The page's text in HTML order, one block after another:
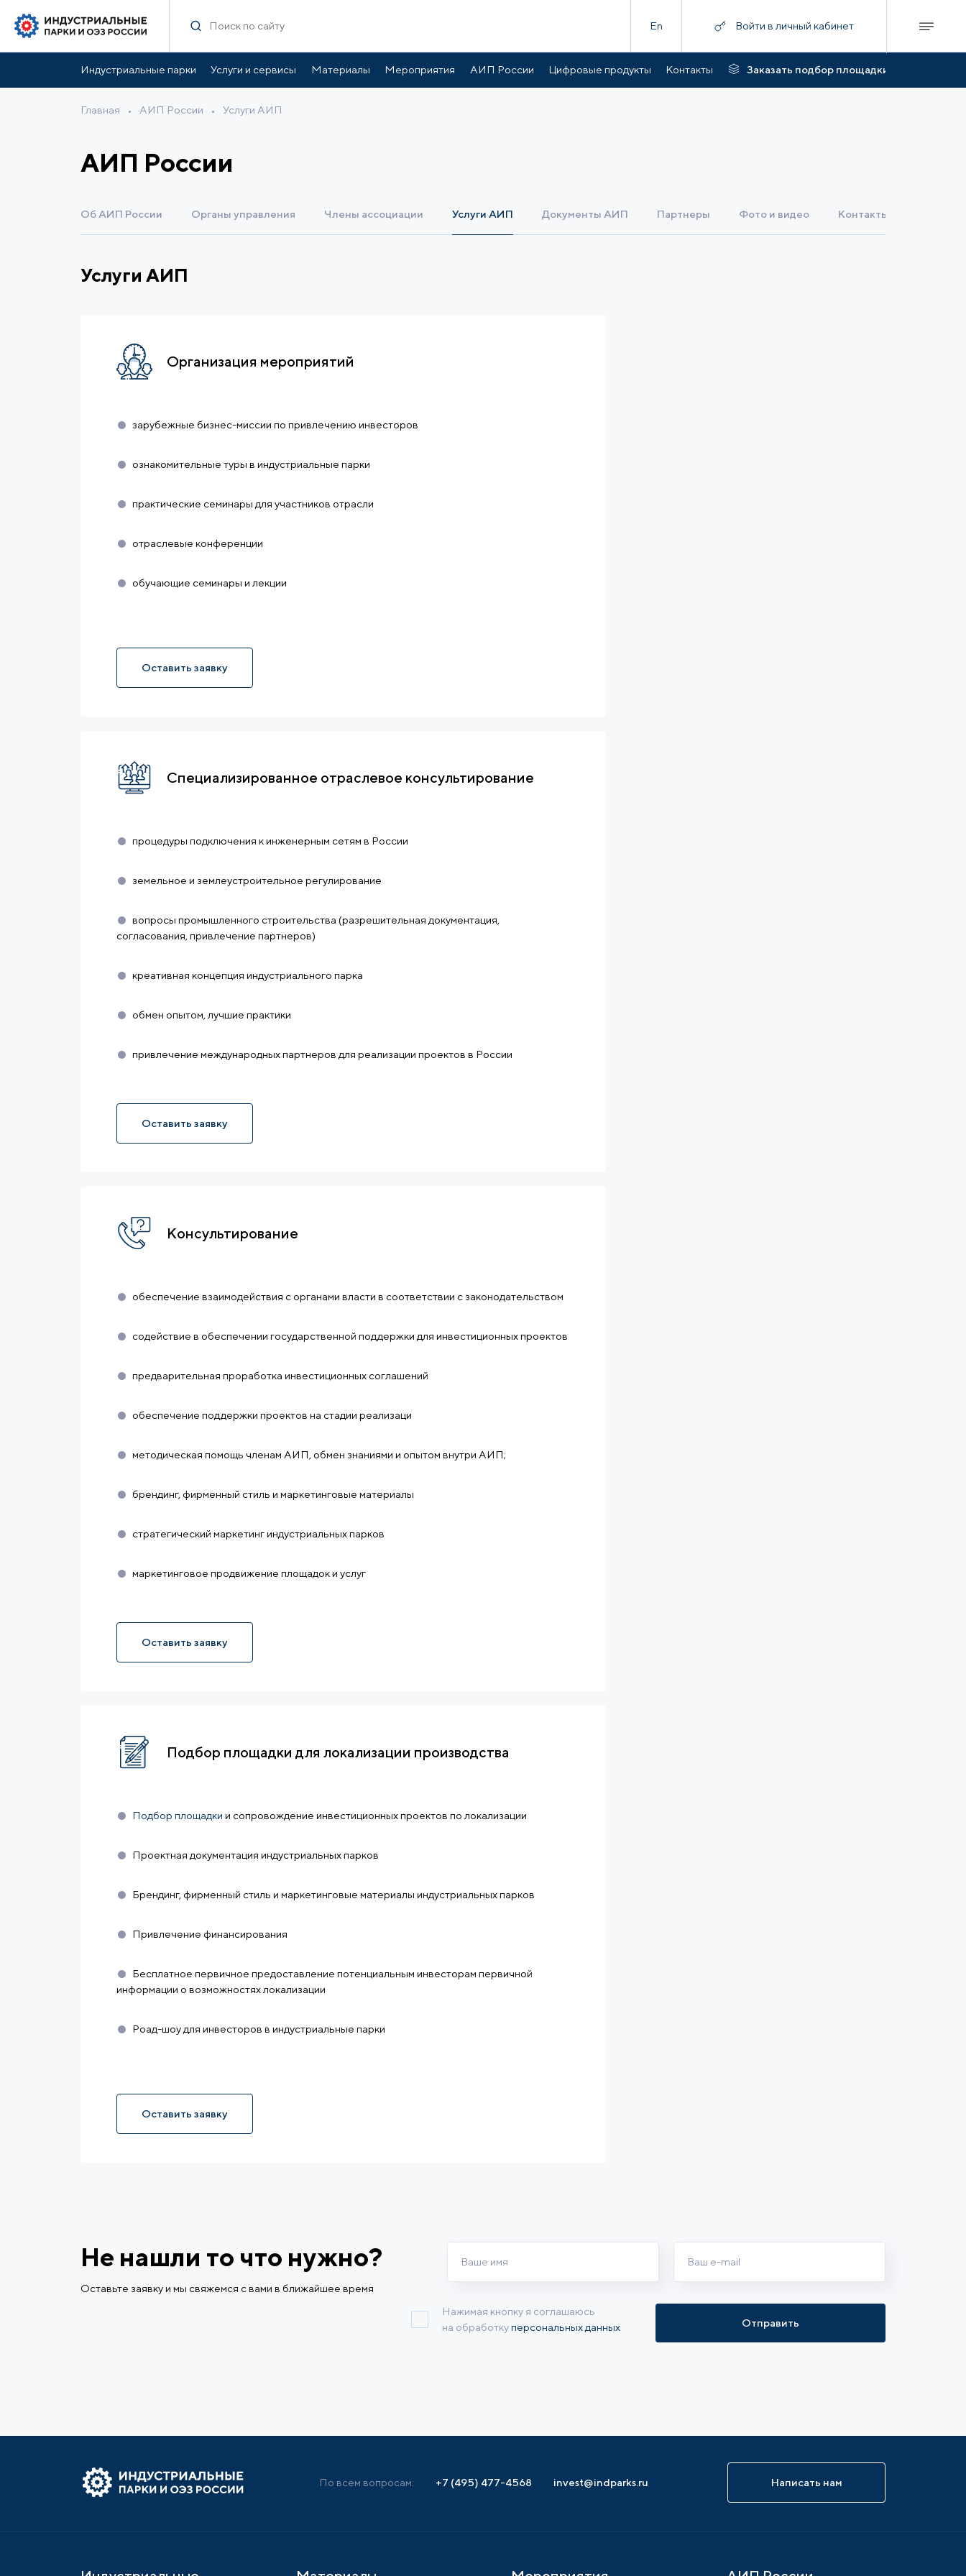
En Войти в личный кабинет
Индустриальные парки Услуги и сервисы Материалы Мероприятия АИП России Цифровые продукты Контакты Заказать подбор площадки
Главная • АИП России • Услуги АИП
АИП России
Об АИП России Органы управления Члены ассоциации Услуги АИП Документы АИП Партнеры Фото и видео Контакты
Услуги АИП
Организация мероприятий
зарубежные бизнес-миссии по привлечению инвесторов
ознакомительные туры в индустриальные парки
практические семинары для участников отрасли
отраслевые конференции
обучающие семинары и лекции
Оставить заявку
Специализированное отраслевое консультирование
процедуры подключения к инженерным сетям в России
земельное и землеустроительное регулирование
вопросы промышленного строительства (разрешительная документация,
согласования, привлечение партнеров)
креативная концепция индустриального парка
обмен опытом, лучшие практики
привлечение международных партнеров для реализации проектов в России
Оставить заявку
Консультирование
обеспечение взаимодействия с органами власти в соответствии с законодательством
содействие в обеспечении государственной поддержки для инвестиционных проектов
предварительная проработка инвестиционных соглашений
обеспечение поддержки проектов на стадии реализаци
методическая помощь членам АИП, обмен знаниями и опытом внутри АИП;
брендинг, фирменный стиль и маркетинговые материалы
стратегический маркетинг индустриальных парков
маркетинговое продвижение площадок и услуг
Оставить заявку
Подбор площадки для локализации производства
Подбор площадки и сопровождение инвестиционных проектов по локализации
Проектная документация индустриальных парков
Брендинг, фирменный стиль и маркетинговые материалы индустриальных парков
Привлечение финансирования
Бесплатное первичное предоставление потенциальным инвесторам первичной
информации о возможностях локализации
Роад-шоу для инвесторов в индустриальные парки
Оставить заявку
Не нашли то что нужно?
Оставьте заявку и мы свяжемся с вами в ближайшее время
Нажимая кнопку я соглашаюсь
на обработкуперсональных данных Отправить
По всем вопросам: +7 (495) 477-4568 invest@indparks.ru Написать нам